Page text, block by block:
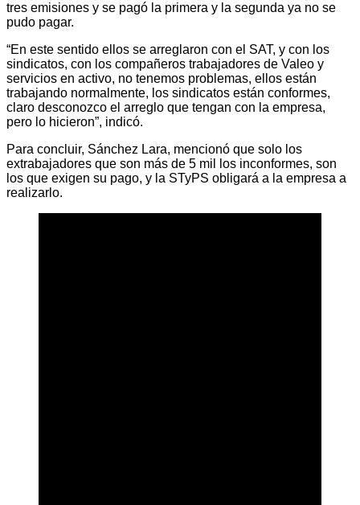
tres emisiones y se pagó la primera y la segunda ya no se
pudo pagar.
“En este sentido ellos se arreglaron con el SAT, y con los
sindicatos, con los compañeros trabajadores de Valeo y
servicios en activo, no tenemos problemas, ellos están
trabajando normalmente, los sindicatos están conformes,
claro desconozco el arreglo que tengan con la empresa,
pero lo hicieron”, indicó.
Para concluir, Sánchez Lara, mencionó que solo los
extrabajadores que son más de 5 mil los inconformes, son
los que exigen su pago, y la STyPS obligará a la empresa a
realizarlo.